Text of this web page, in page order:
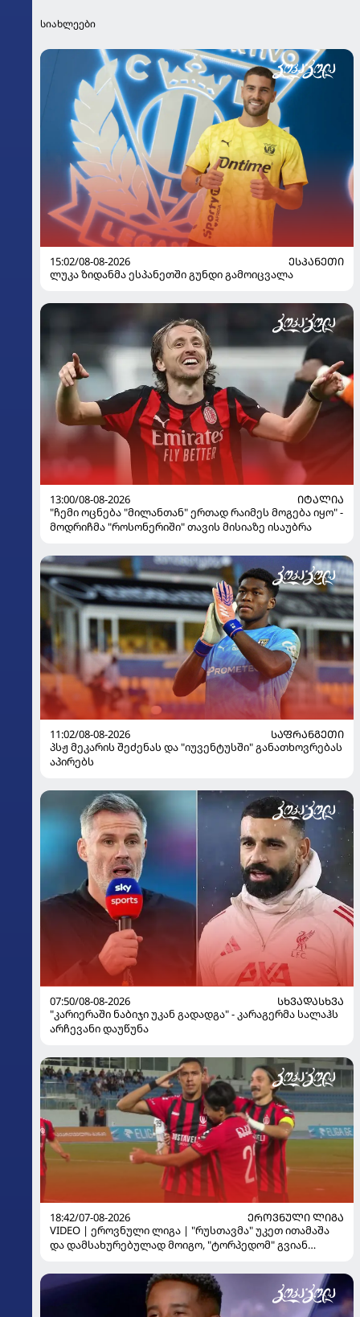
სიახლეები
15:02/08-08-2026
ᲔᲡᲞᲐᲜᲔᲗᲘ
ლუკა ზიდანმა ესპანეთში გუნდი გამოიცვალა
13:00/08-08-2026
ᲘᲢᲐᲚᲘᲐ
"ჩემი ოცნება "მილანთან" ერთად რაიმეს მოგება იყო" -
მოდრიჩმა "როსონერიში" თავის მისიაზე ისაუბრა
11:02/08-08-2026
ᲡᲐᲤᲠᲐᲜᲒᲔᲗᲘ
პსჟ მეკარის შეძენას და "იუვენტუსში" განათხოვრებას
აპირებს
07:50/08-08-2026
ᲡᲮᲕᲐᲓᲐᲡᲮᲕᲐ
"კარიერაში ნაბიჯი უკან გადადგა" - კარაგერმა სალაჰს
არჩევანი დაუწუნა
18:42/07-08-2026
ᲔᲠᲝᲕᲜᲣᲚᲘ ᲚᲘᲒᲐ
VIDEO | ეროვნული ლიგა | "რუსთავმა" უკეთ ითამაშა
და დამსახურებულად მოიგო, "ტორპედომ" გვიან